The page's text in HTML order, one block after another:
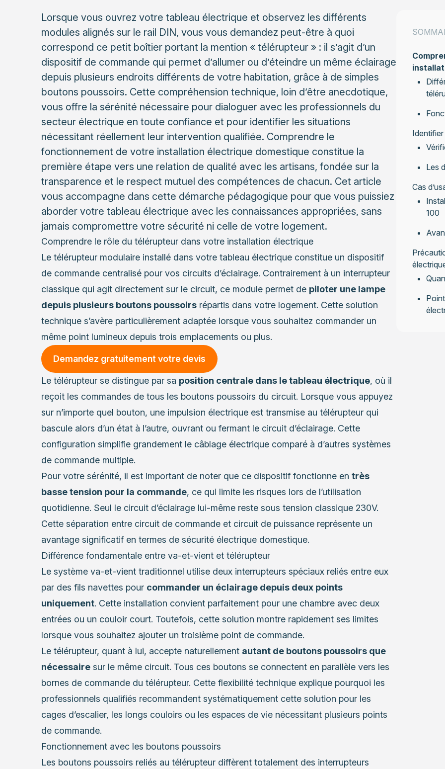
Lorsque vous ouvrez votre tableau électrique et observez les différents
modules alignés sur le rail DIN, vous vous demandez peut-être à quoi
correspond ce petit boîtier portant la mention « télérupteur » : il s’agit d’un
dispositif de commande qui permet d’allumer ou d’éteindre un même éclairage
depuis plusieurs endroits différents de votre habitation, grâce à de simples
boutons poussoirs. Cette compréhension technique, loin d’être anecdotique,
vous offre la sérénité nécessaire pour dialoguer avec les professionnels du
secteur électrique en toute confiance et pour identifier les situations
nécessitant réellement leur intervention qualifiée. Comprendre le
fonctionnement de votre installation électrique domestique constitue la
première étape vers une relation de qualité avec les artisans, fondée sur la
transparence et le respect mutuel des compétences de chacun. Cet article
vous accompagne dans cette démarche pédagogique pour que vous puissiez
aborder votre tableau électrique avec les connaissances appropriées, sans
jamais compromettre votre sécurité ni celle de votre logement.
Comprendre le rôle du télérupteur dans votre installation électrique
Le télérupteur modulaire installé dans votre tableau électrique constitue un dispositif
de commande centralisé pour vos circuits d’éclairage. Contrairement à un interrupteur
classique qui agit directement sur le circuit, ce module permet de piloter une lampe
depuis plusieurs boutons poussoirsrépartis dans votre logement. Cette solution
technique s’avère particulièrement adaptée lorsque vous souhaitez commander un
même point lumineux depuis trois emplacements ou plus.
Demandez gratuitement votre devis
Le télérupteur se distingue par sa position centrale dans le tableau électrique, où il
reçoit les commandes de tous les boutons poussoirs du circuit. Lorsque vous appuyez
sur n’importe quel bouton, une impulsion électrique est transmise au télérupteur qui
bascule alors d’un état à l’autre, ouvrant ou fermant le circuit d’éclairage. Cette
configuration simplifie grandement le câblage électrique comparé à d’autres systèmes
de commande multiple.
Pour votre sérénité, il est important de noter que ce dispositif fonctionne en très
basse tension pour la commande, ce qui limite les risques lors de l’utilisation
quotidienne. Seul le circuit d’éclairage lui-même reste sous tension classique 230V.
Cette séparation entre circuit de commande et circuit de puissance représente un
avantage significatif en termes de sécurité électrique domestique.
Différence fondamentale entre va-et-vient et télérupteur
Le système va-et-vient traditionnel utilise deux interrupteurs spéciaux reliés entre eux
par des fils navettes pour commander un éclairage depuis deux points
uniquement. Cette installation convient parfaitement pour une chambre avec deux
entrées ou un couloir court. Toutefois, cette solution montre rapidement ses limites
lorsque vous souhaitez ajouter un troisième point de commande.
Le télérupteur, quant à lui, accepte naturellement autant de boutons poussoirs que
nécessairesur le même circuit. Tous ces boutons se connectent en parallèle vers les
bornes de commande du télérupteur. Cette flexibilité technique explique pourquoi les
professionnels qualifiés recommandent systématiquement cette solution pour les
cages d’escalier, les longs couloirs ou les espaces de vie nécessitant plusieurs points
de commande.
Fonctionnement avec les boutons poussoirs
Les boutons poussoirs reliés au télérupteur diffèrent totalement des interrupteurs
Les
Cas
100